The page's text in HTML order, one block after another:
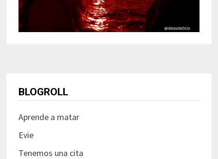
BLOGROLL
Aprende a matar
Evie
Tenemos una cita